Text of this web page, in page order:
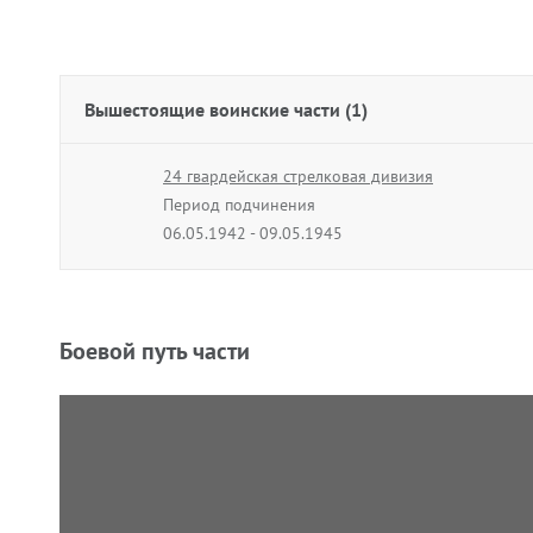
Вышестоящие воинские части (1)
24 гвардейская стрелковая дивизия
Период подчинения
06.05.1942 - 09.05.1945
Боевой путь части